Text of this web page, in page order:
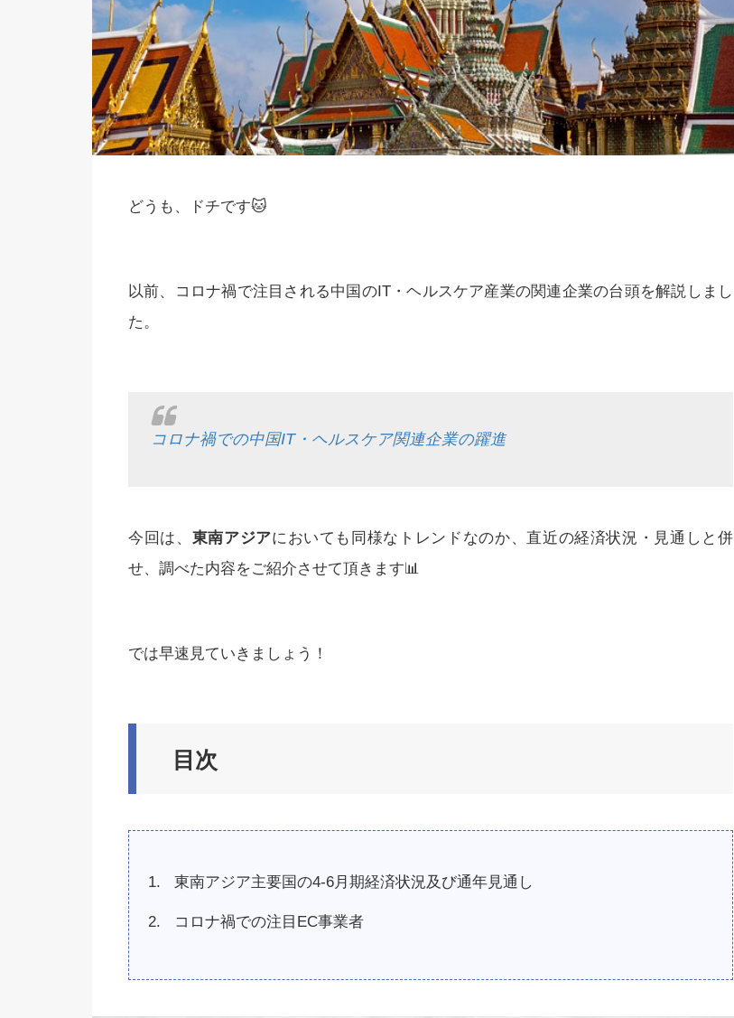
どうも、ドチです🐱
以前、コロナ禍で注目される中国のIT・ヘルスケア産業の関連企業の台頭を解説しまし
た。
コロナ禍での中国IT・ヘルスケア関連企業の躍進
今回は、 東南アジアにおいても同様なトレンドなのか、直近の経済状況・見通しと併
せ、調べた内容をご紹介させて頂きます📊
では早速見ていきましょう！
目次
東南アジア主要国の4-6月期経済状況及び通年見通し
コロナ禍での注目EC事業者